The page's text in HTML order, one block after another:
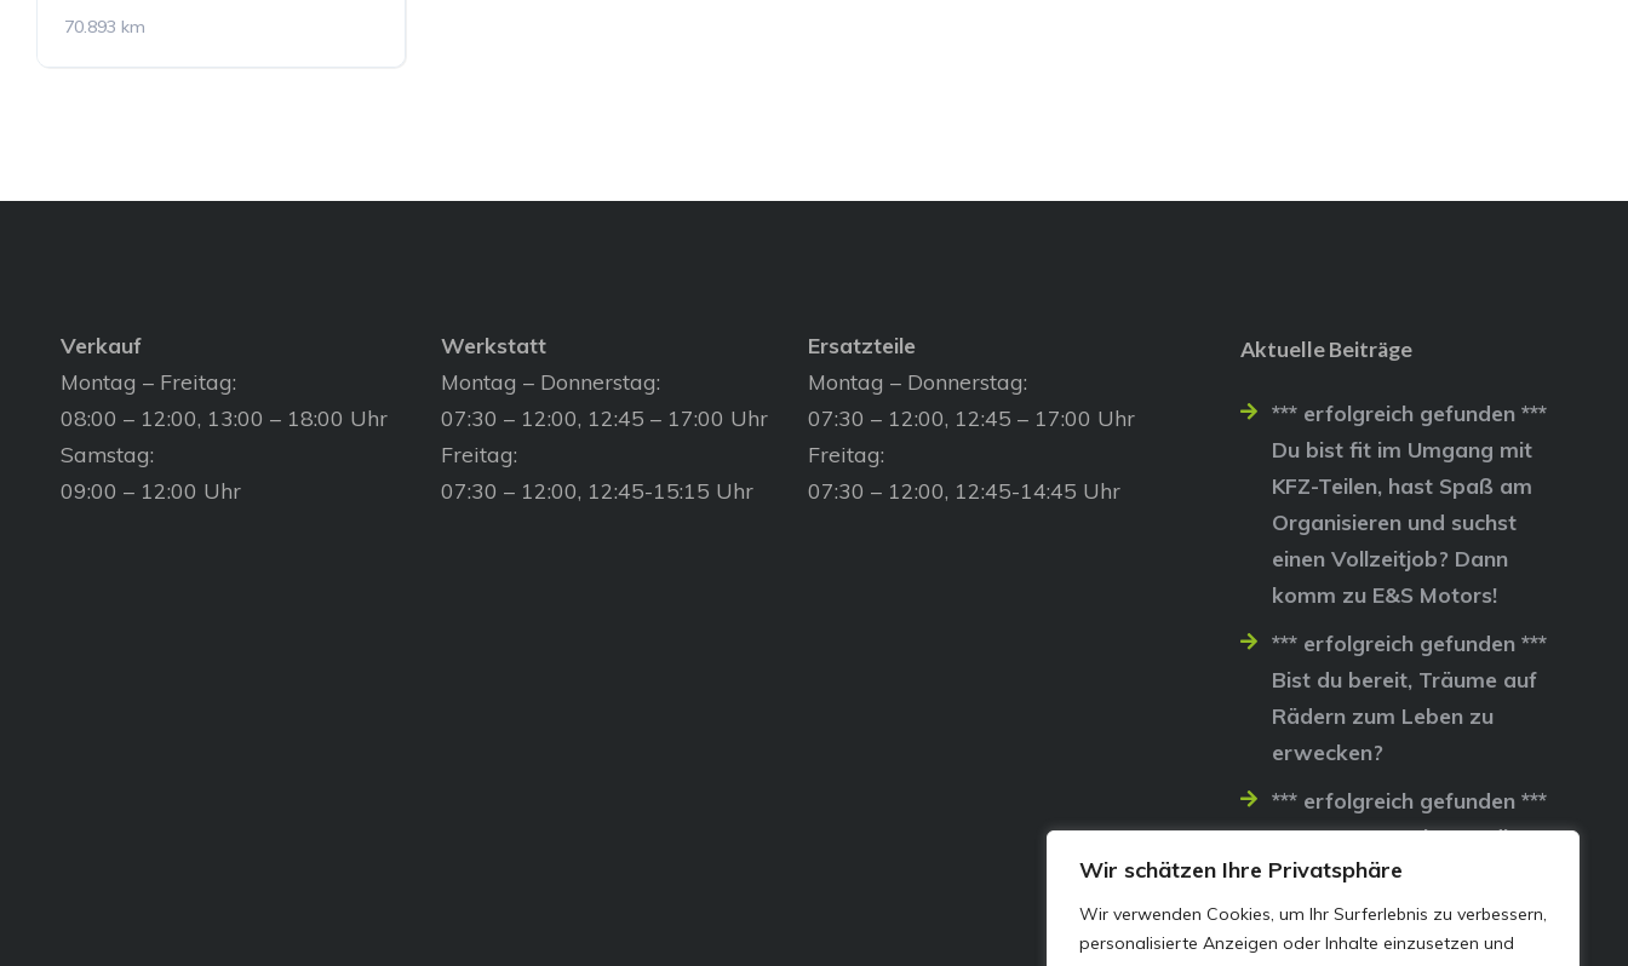
Wir schätzen Ihre Privatsphäre
Wir verwenden Cookies, um Ihr Surferlebnis zu verbessern,
personalisierte Anzeigen oder Inhalte einzusetzen und
70.893 km
Verkauf
Montag – Freitag:
08:00 – 12:00, 13:00 – 18:00 Uhr
Samstag:
09:00 – 12:00 Uhr
Werkstatt
Montag – Donnerstag:
07:30 – 12:00, 12:45 – 17:00 Uhr
Freitag:
07:30 – 12:00, 12:45-15:15 Uhr
Ersatzteile
Montag – Donnerstag:
07:30 – 12:00, 12:45 – 17:00 Uhr
Freitag:
07:30 – 12:00, 12:45-14:45 Uhr
Aktuelle Beiträge
*** erfolgreich gefunden ***
Du bist fit im Umgang mit
KFZ-Teilen, hast Spaß am
Organisieren und suchst
einen Vollzeitjob? Dann
komm zu E&S Motors!
*** erfolgreich gefunden ***
Bist du bereit, Träume auf
Rädern zum Leben zu
erwecken?
*** erfolgreich gefunden ***
Lass uns gemeinsam die
Straßen erobern…